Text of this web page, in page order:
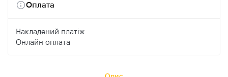
Оплата
Накладений платіж
Онлайн оплата